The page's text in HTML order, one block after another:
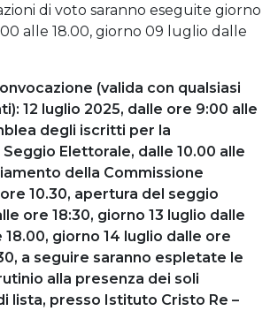
di voto saranno eseguite giorno
alle 18.00, giorno 09 luglio dalle
(valida con qualsiasi
: 12 luglio 2025, dalle ore 9:00 alle
degli iscritti per la
Elettorale, dalle 10.00 alle
della Commissione
10.30, apertura del seggio
ore 18:30, giorno 13 luglio dalle
giorno 14 luglio dalle ore
a seguire saranno espletate le
alla presenza dei soli
lista, presso Istituto Cristo Re –